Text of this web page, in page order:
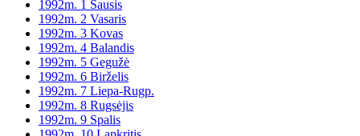
1992m. 1 Sausis
1992m. 2 Vasaris
1992m. 3 Kovas
1992m. 4 Balandis
1992m. 5 Gegužė
1992m. 6 Birželis
1992m. 7 Liepa-Rugp.
1992m. 8 Rugsėjis
1992m. 9 Spalis